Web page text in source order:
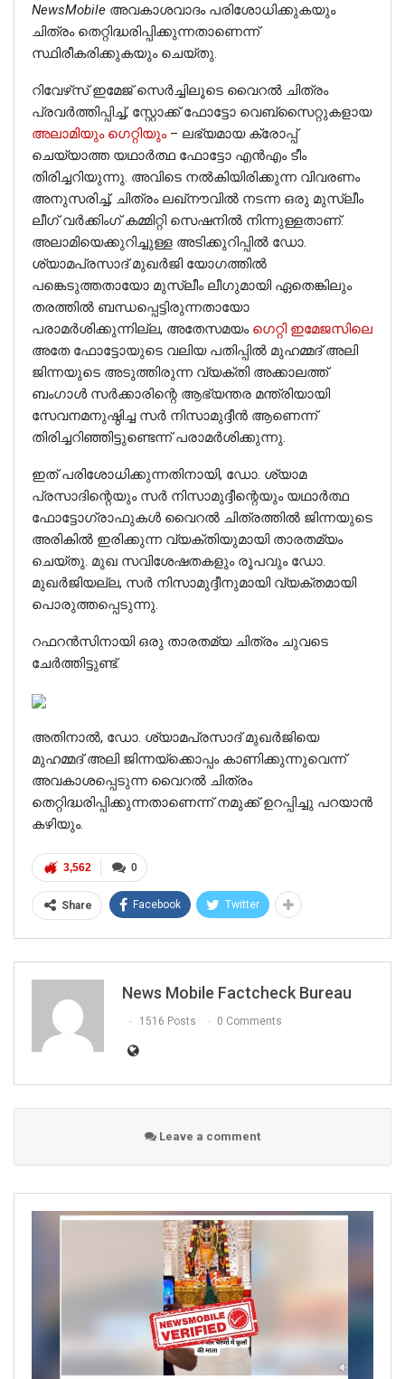
NewsMobile അവകാശവാദം പരിശോധിക്കുകയും
ചിത്രം തെറ്റിദ്ധരിപ്പിക്കുന്നതാണെന്ന്
സ്ഥിരീകരിക്കുകയും ചെയ്തു.
റിവേഴ്‌സ് ഇമേജ് സെർച്ചിലൂടെ വൈറൽ ചിത്രം
പ്രവർത്തിപ്പിച്ച്, സ്റ്റോക്ക് ഫോട്ടോ വെബ്‌സൈറ്റുകളായ
അലാമിയും ഗെറ്റിയും– ലഭ്യമായ ക്രോപ്പ്
ചെയ്യാത്ത യഥാർത്ഥ ഫോട്ടോ എൻഎം ടീം
തിരിച്ചറിയുന്നു. അവിടെ നൽകിയിരിക്കുന്ന വിവരണം
അനുസരിച്ച്, ചിത്രം ലഖ്‌നൗവിൽ നടന്ന ഒരു മുസ്ലീം
ലീഗ് വർക്കിംഗ് കമ്മിറ്റി സെഷനിൽ നിന്നുള്ളതാണ്.
അലാമിയെക്കുറിച്ചുള്ള അടിക്കുറിപ്പിൽ ഡോ.
ശ്യാമപ്രസാദ് മുഖർജി യോഗത്തിൽ
പങ്കെടുത്തതായോ മുസ്ലീം ലീഗുമായി ഏതെങ്കിലും
തരത്തിൽ ബന്ധപ്പെട്ടിരുന്നതായോ
പരാമർശിക്കുന്നില്ല, അതേസമയം ഗെറ്റി ഇമേജസിലെ
അതേ ഫോട്ടോയുടെ വലിയ പതിപ്പിൽ മുഹമ്മദ് അലി
ജിന്നയുടെ അടുത്തിരുന്ന വ്യക്തി അക്കാലത്ത്
ബംഗാൾ സർക്കാരിന്റെ ആഭ്യന്തര മന്ത്രിയായി
സേവനമനുഷ്ഠിച്ച സർ നിസാമുദ്ദീൻ ആണെന്ന്
തിരിച്ചറിഞ്ഞിട്ടുണ്ടെന്ന് പരാമർശിക്കുന്നു.
ഇത് പരിശോധിക്കുന്നതിനായി, ഡോ. ശ്യാമ
പ്രസാദിന്റെയും സർ നിസാമുദ്ദീന്റെയും യഥാർത്ഥ
ഫോട്ടോഗ്രാഫുകൾ വൈറൽ ചിത്രത്തിൽ ജിന്നയുടെ
അരികിൽ ഇരിക്കുന്ന വ്യക്തിയുമായി താരതമ്യം
ചെയ്തു. മുഖ സവിശേഷതകളും രൂപവും ഡോ.
മുഖർജിയല്ല, സർ നിസാമുദ്ദീനുമായി വ്യക്തമായി
പൊരുത്തപ്പെടുന്നു.
റഫറൻസിനായി ഒരു താരതമ്യ ചിത്രം ചുവടെ
ചേർത്തിട്ടുണ്ട്.
അതിനാൽ, ഡോ. ശ്യാമപ്രസാദ് മുഖർജിയെ
മുഹമ്മദ് അലി ജിന്നയ്‌ക്കൊപ്പം കാണിക്കുന്നുവെന്ന്
അവകാശപ്പെടുന്ന വൈറൽ ചിത്രം
തെറ്റിദ്ധരിപ്പിക്കുന്നതാണെന്ന് നമുക്ക് ഉറപ്പിച്ചു പറയാൻ
കഴിയും.
0
3,562
Share Facebook Twitter
News Mobile Factcheck Bureau
1516 Posts 0 Comments
Leave a comment